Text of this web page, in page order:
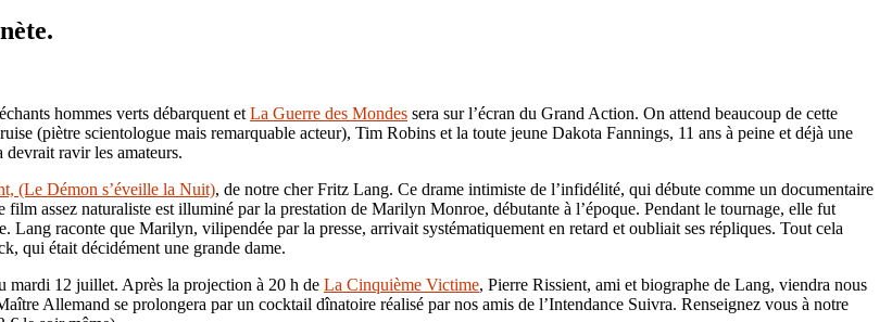
hommes verts débarquent et La Guerre des Mondes sera sur l’écran du Grand Action. On attend beaucoup de cette
(piètre scientologue mais remarquable acteur), Tim Robins et la toute jeune Dakota Fannings, 11 ans à peine et déjà une
devrait ravir les amateurs.
(Le Démon s’éveille la Nuit), de notre cher Fritz Lang. Ce drame intimiste de l’infidélité, qui débute comme un documentaire
assez naturaliste est illuminé par la prestation de Marilyn Monroe, débutante à l’époque. Pendant le tournage, elle fut
raconte que Marilyn, vilipendée par la presse, arrivait systématiquement en retard et oubliait ses répliques. Tout cela
qui était décidément une grande dame.
mardi 12 juillet. Après la projection à 20 h de La Cinquième Victime, Pierre Rissient, ami et biographe de Lang, viendra nous
Allemand se prolongera par un cocktail dînatoire réalisé par nos amis de l’Intendance Suivra. Renseignez vous à notre